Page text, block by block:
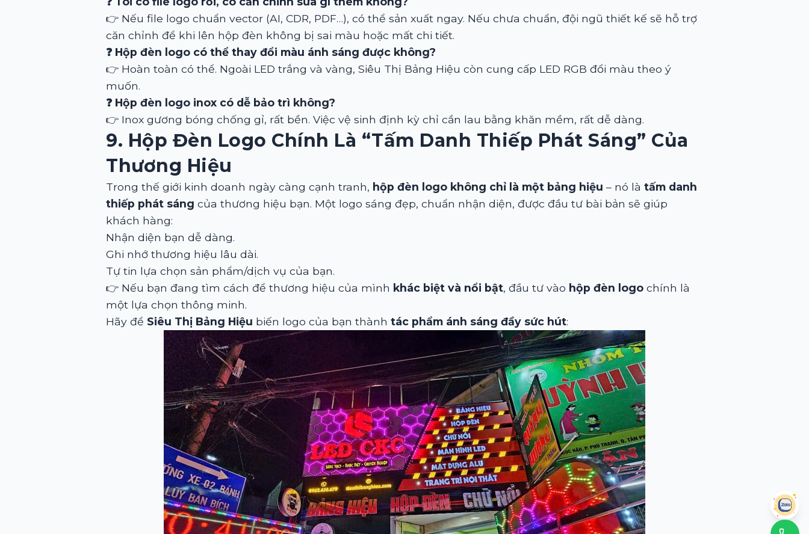
👉 Nếu file logo chuẩn vector (AI, CDR, PDF…), có thể sản xuất ngay. Nếu chưa chuẩn, đội ngũ thiết kế sẽ hỗ trợ
căn chỉnh để khi lên hộp đèn không bị sai màu hoặc mất chi tiết.
❓ Hộp đèn logo có thể thay đổi màu ánh sáng được không?
👉 Hoàn toàn có thể. Ngoài LED trắng và vàng, Siêu Thị Bảng Hiệu còn cung cấp LED RGB đổi màu theo ý
muốn.
❓ Hộp đèn logo inox có dễ bảo trì không?
👉 Inox gương bóng chống gỉ, rất bền. Việc vệ sinh định kỳ chỉ cần lau bằng khăn mềm, rất dễ dàng.
9. Hộp Đèn Logo Chính Là “tấm Danh Thiếp Phát Sáng” Của
Thương Hiệu
Trong thế giới kinh doanh ngày càng cạnh tranh, hộp đèn logo không chỉ là một bảng hiệu – nó là tấm danh
thiếp phát sáng của thương hiệu bạn. Một logo sáng đẹp, chuẩn nhận diện, được đầu tư bài bản sẽ giúp
khách hàng:
Nhận diện bạn dễ dàng.
Ghi nhớ thương hiệu lâu dài.
Tự tin lựa chọn sản phẩm/dịch vụ của bạn.
👉 Nếu bạn đang tìm cách để thương hiệu của mình khác biệt và nổi bật, đầu tư vào hộp đèn logo chính là
một lựa chọn thông minh.
Hãy để Siêu Thị Bảng Hiệu biến logo của bạn thành tác phẩm ánh sáng đầy sức hút: